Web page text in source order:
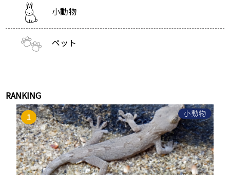
小動物
ペット
RANKING
小動物